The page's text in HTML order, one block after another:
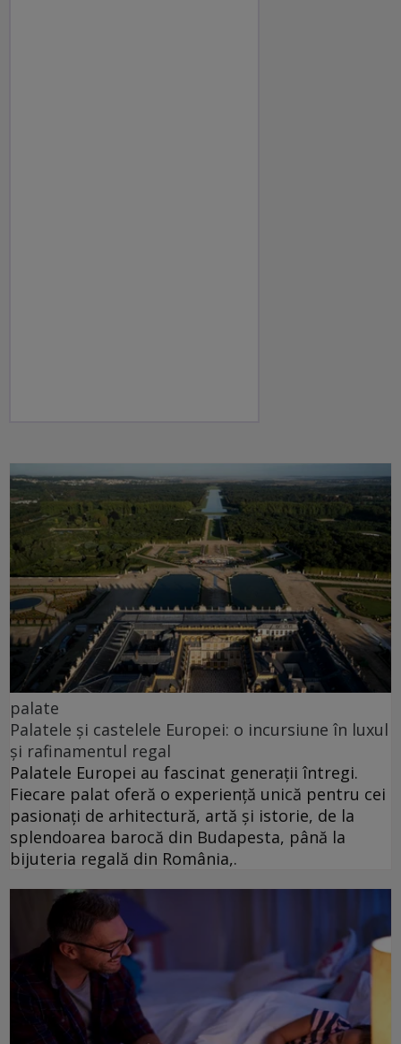
palate
Palatele și castelele Europei: o incursiune în luxul
și rafinamentul regal
Palatele Europei au fascinat generații întregi.
Fiecare palat oferă o experiență unică pentru cei
pasionați de arhitectură, artă și istorie, de la
splendoarea barocă din Budapesta, până la
bijuteria regală din România,.